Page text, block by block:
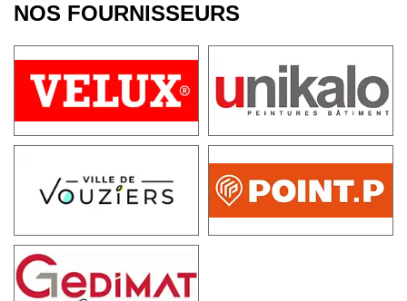
NOS FOURNISSEURS